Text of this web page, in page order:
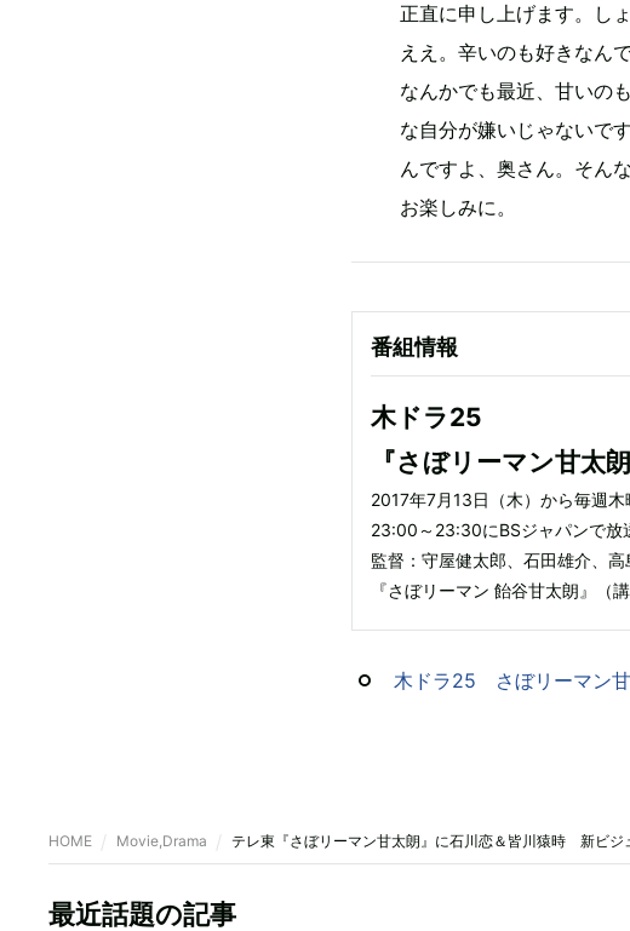
正直に申し上げます。し
ええ。辛いのも好きなん
なんかでも最近、甘いの
な自分が嫌いじゃないで
んですよ、奥さん。そん
お楽しみに。
番組情報
木ドラ25
『さぼリーマン甘太朗
2017年7月13日（木）から毎週
23:00～23:30にBSジャパンで放
監督：守屋健太郎、石田雄介、
『さぼリーマン 飴谷甘太朗』（
木ドラ25 さぼリーマン
HOME Movie,Drama テレ東『さぼリーマン甘太朗』に石川恋＆皆川猿時 新ビジ
最近話題の記事